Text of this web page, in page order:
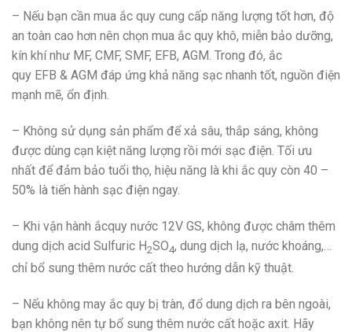
– Nếu bạn cần mua ắc quy cung cấp năng lượng tốt hơn, độ
an toàn cao hơn nên chọn mua ắc quy khô, miễn bảo dưỡng,
kín khí như MF, CMF, SMF, EFB, AGM. Trong đó, ắc
quy EFB & AGM đáp ứng khả năng sạc nhanh tốt, nguồn điện
mạnh mẽ, ổn định.
– Không sử dụng sản phẩm để xả sâu, thắp sáng, không
được dùng cạn kiệt năng lượng rồi mới sạc điện. Tối ưu
nhất để đảm bảo tuổi thọ, hiệu năng là khi ắc quy còn 40 –
50% là tiến hành sạc điện ngay.
– Khi vận hành ắcquy nước 12V GS, không được châm thêm
dung dịch acid Sulfuric H2SO4, dung dịch lạ, nước khoáng,…
chỉ bổ sung thêm nước cất theo hướng dẫn kỹ thuật.
– Nếu không may ắc quy bị tràn, đổ dung dịch ra bên ngoài,
bạn không nên tự bổ sung thêm nước cất hoặc axit. Hãy